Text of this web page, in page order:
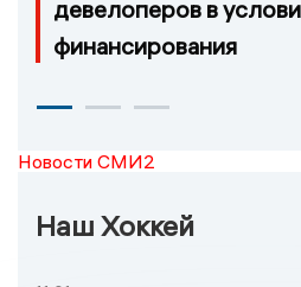
девелоперов в
финансирования
Новости СМИ2
Наш Хоккей